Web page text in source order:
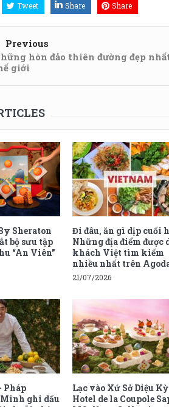
Tweet Share Share
Previous
hòn đảo thiên đường đẹp
giới
Sheraton
bộ sưu tập
“An Viên”
Đi đâu, ăn gì dịp cuối
Những địa điểm được
khách Việt tìm kiếm
nhiều nhất trên
21/07/2026
Pháp
ghi dấu
Lạc vào Xứ Sở Diệu
Hotel de la Coupole